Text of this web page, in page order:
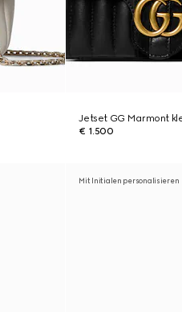
Jetset GG Marmont
€ 1.500
Mit Initialen personalisieren